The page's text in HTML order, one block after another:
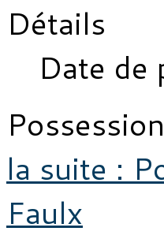
Détails
Date de
la suite :
Faulx